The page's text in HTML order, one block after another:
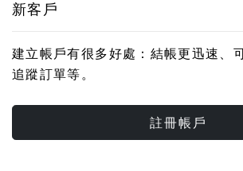
新客戶
建立帳戶有很多好處：結帳更迅速、
追蹤訂單等。
註冊帳戶